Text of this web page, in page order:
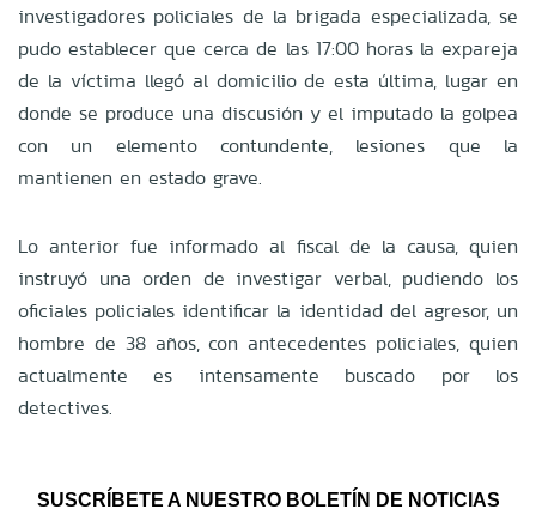
investigadores policiales de la brigada especializada, se
pudo establecer que cerca de las 17:00 horas la expareja
de la víctima llegó al domicilio de esta última, lugar en
donde se produce una discusión y el imputado la golpea
con un elemento contundente, lesiones que la
mantienen en estado grave.
Lo anterior fue informado al fiscal de la causa, quien
instruyó una orden de investigar verbal, pudiendo los
oficiales policiales identificar la identidad del agresor, un
hombre de 38 años, con antecedentes policiales, quien
actualmente es intensamente buscado por los
detectives.
SUSCRÍBETE A NUESTRO BOLETÍN DE NOTICIAS